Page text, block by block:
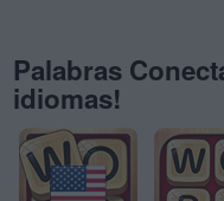
Palabras
idiomas!